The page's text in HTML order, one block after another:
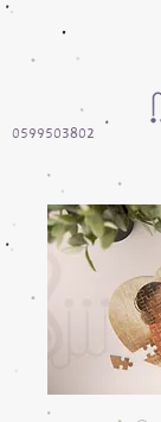
0599503802